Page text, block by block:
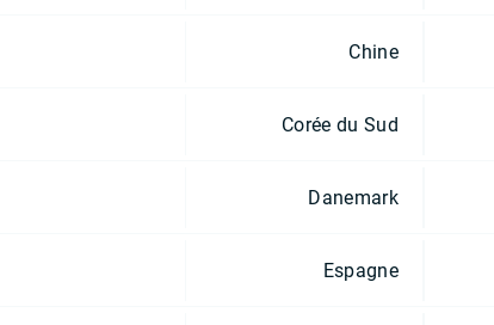
Chine
Corée du Sud
Danemark
Espagne